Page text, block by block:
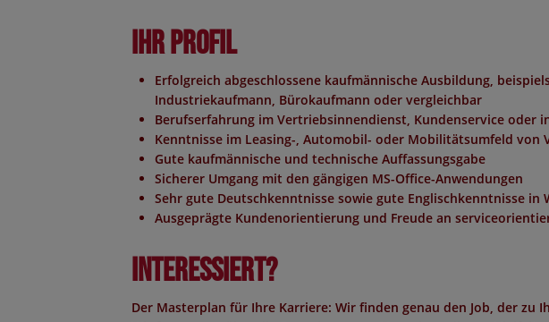
Ihr Profil
Erfolgreich abgeschlossene kaufmännische Ausbildung,
Industriekaufmann, Bürokaufmann oder vergleichbar
Berufserfahrung im Vertriebsinnendienst, Kundenservice oder
Kenntnisse im Leasing-, Automobil- oder Mobilitätsumfeld von
Gute kaufmännische und technische Auffassungsgabe
Sicherer Umgang mit den gängigen MS-Office-Anwendungen
Sehr gute Deutschkenntnisse sowie gute Englischkenntnisse in
Ausgeprägte Kundenorientierung und Freude an
Interessiert?
Der Masterplan für Ihre Karriere: Wir finden genau den Job, der zu